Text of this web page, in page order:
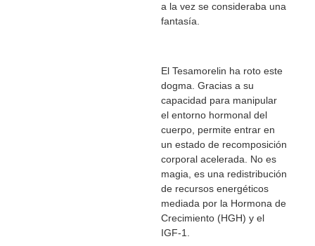
a la vez se consideraba una
fantasía.
El Tesamorelin ha roto este
dogma. Gracias a su
capacidad para manipular
el entorno hormonal del
cuerpo, permite entrar en
un estado de recomposición
corporal acelerada. No es
magia, es una redistribución
de recursos energéticos
mediada por la Hormona de
Crecimiento (HGH) y el
IGF-1.